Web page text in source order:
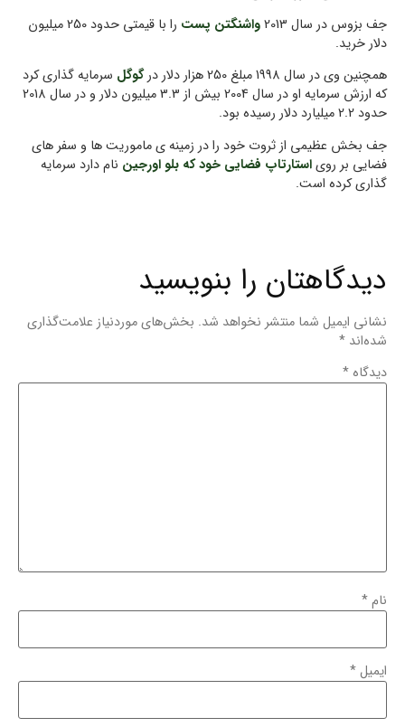
جف بزوس در سال 2013
واشنگتن پست
را با قیمتی حدود 250 میلیون
دلار خرید.
همچنین وی در سال 1998 مبلغ 250 هزار دلار در
گوگل سرمایه گذاری کرد
که ارزش سرمایه او در سال 2004 بیش از 3.3 میلیون دلار و در سال 2018
حدود 2.2 میلیارد دلار رسیده بود.
جف بخش عظیمی از ثروت خود را در زمینه ی ماموریت ها و سفر های
فضایی بر رویاستارتاپ فضایی خود که بلو اورجین نام دارد سرمایه
گذاری کرده است.
دیدگاهتان را بنویسید
نشانی ایمیل شما منتشر نخواهد شد. بخش‌های موردنیاز علامت‌گذاری
شده‌اند *
دیدگاه *
نام*
ایمیل*